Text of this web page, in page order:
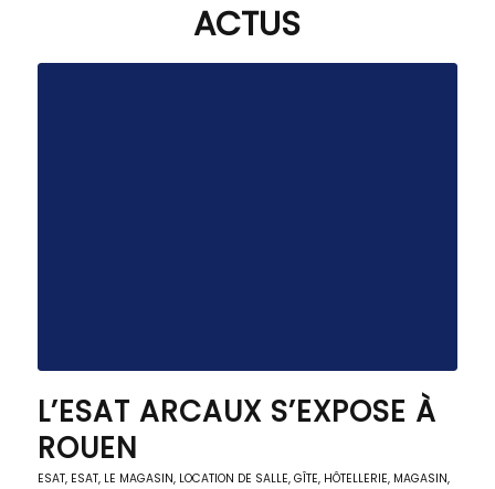
ACTUS
L’ESAT ARCAUX S’EXPOSE À
ROUEN
ESAT, ESAT, LE MAGASIN, LOCATION DE SALLE, GÎTE, HÔTELLERIE, MAGASIN,